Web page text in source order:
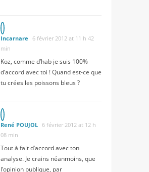
Incarnare 6 février 2012 at 11 h 42
min
Koz, comme d’hab je suis 100%
d’accord avec toi ! Quand est-ce que
tu crées les poissons bleus ?
René POUJOL 6 février 2012 at 12 h
08 min
Tout à fait d’accord avec ton
analyse. Je crains néanmoins, que
l’opinion publique, par